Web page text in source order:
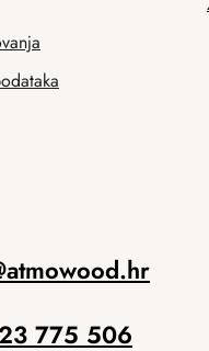
atmowood.hr
775 506